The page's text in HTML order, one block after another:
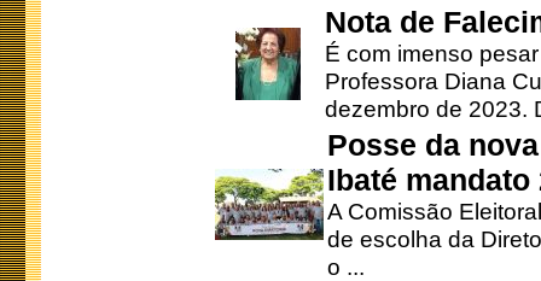
Nota de
É com imenso
Professora Diana
dezembro de 2023.
Posse da
Ibaté mandato
A Comissão
de escolha da
o ...